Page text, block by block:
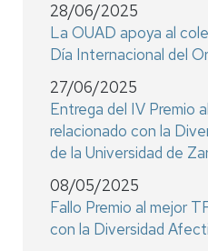
28/06/2025
La OUAD apoya al
Día Internacional del
27/06/2025
Entrega del IV Premio
relacionado con la
de la Universidad de
08/05/2025
Fallo Premio al mejor
con la Diversidad